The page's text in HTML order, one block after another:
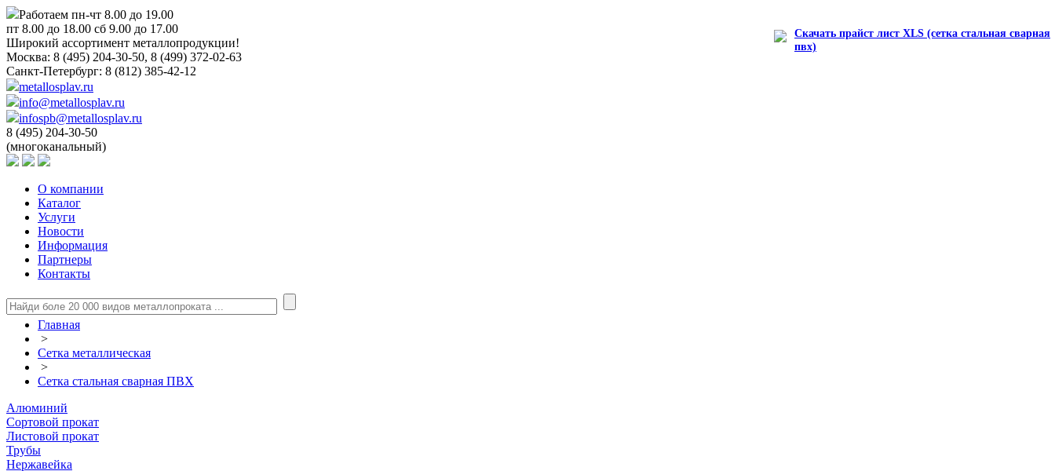
Работаем пн-чт 8.00 до 19.00
пт 8.00 до 18.00 сб 9.00 до 17.00
Широкий ассортимент металлопродукции!
Москва: 8 (495) 204-30-50, 8 (499) 372-02-63
Санкт-Петербург: 8 (812) 385-42-12
metallosplav.ru
info@metallosplav.ru
infospb@metallosplav.ru
8 (495) 204-30-50
(многоканальный)
О компании
Каталог
Услуги
Новости
Информация
Партнеры
Контакты
Главная
>
Сетка металлическая
>
Сетка стальная сварная ПВХ
Алюминий
Сортовой прокат
Листовой прокат
Трубы
Нержавейка
Скачать прайст лист XLS (сетка стальная сварная
пвх)